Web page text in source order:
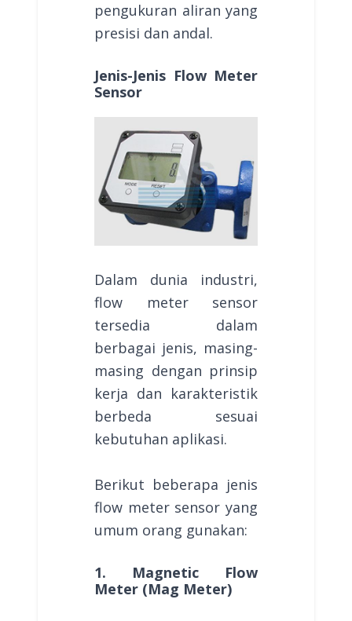
pengukuran aliran yang
presisi dan andal.
Jenis-Jenis Flow Meter
Sensor
Dalam dunia industri,
flow meter sensor
tersedia dalam
berbagai jenis, masing-
masing dengan prinsip
kerja dan karakteristik
berbeda sesuai
kebutuhan aplikasi.
Berikut beberapa jenis
flow meter sensor yang
umum orang gunakan:
1. Magnetic Flow
Meter (Mag Meter)